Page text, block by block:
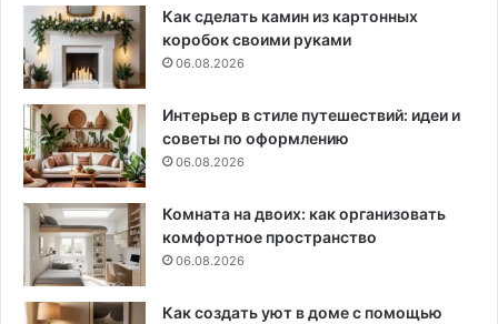
Как сделать камин из картонных
коробок своими руками
06.08.2026
Интерьер в стиле путешествий: идеи и
советы по оформлению
06.08.2026
Комната на двоих: как организовать
комфортное пространство
06.08.2026
Как создать уют в доме с помощью